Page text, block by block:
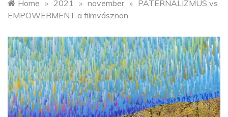
Home » 2021 » november » PATERNALIZMUS vs
EMPOWERMENT a filmvásznon